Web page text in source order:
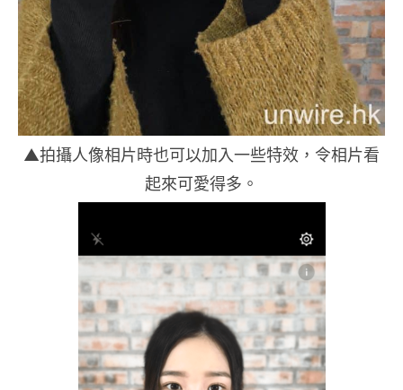
▲拍攝人像相片時也可以加入一些特效，令相片看
起來可愛得多。